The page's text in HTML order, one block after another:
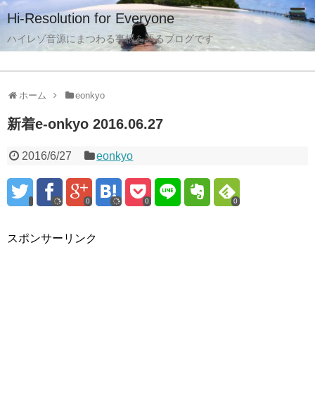
Hi-Resolution for Everyone
ハイレゾ音源にまつわる事柄を語るブログです
ホーム eonkyo
新着e-onkyo 2016.06.27
2016/6/27 eonkyo
0 0 0
スポンサーリンク